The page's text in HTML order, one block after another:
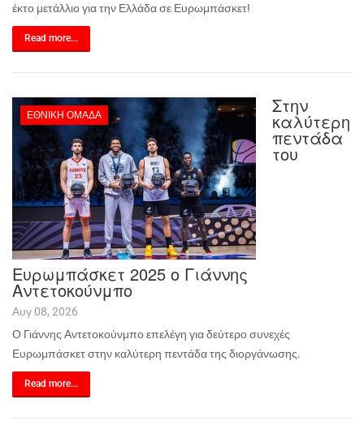
έκτο μετάλλιο για την Ελλάδα σε Ευρωμπάσκετ!
Read more...
ΕΘΝΙΚΉ ΟΜΆΔΑ Στην
καλύτερη
πεντάδα
του
Ευρωμπάσκετ 2025 ο Γιάννης
Αντετοκούνμπο
Αυγ 08, 2026
Ο Γιάννης Αντετοκούνμπο επελέγη για δεύτερο συνεχές
Ευρωμπάσκετ στην καλύτερη πεντάδα της διοργάνωσης.
Read more...